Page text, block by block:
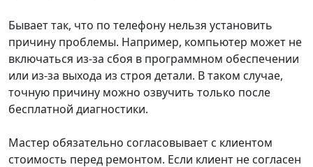
Бывает так, что по телефону нельзя установить
причину проблемы. Например, компьютер может не
включаться из-за сбоя в программном обеспечении
или из-за выхода из строя детали. В таком случае,
точную причину можно озвучить только после
бесплатной диагностики.
Мастер обязательно согласовывает с клиентом
стоимость перед ремонтом. Если клиент не согласен